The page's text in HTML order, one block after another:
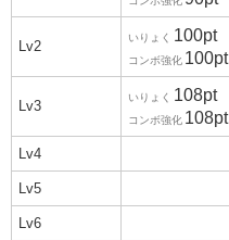
Lv2
いりょく 100pt
コンボ強化 100pt
Lv3
いりょく 108pt
コンボ強化 108pt
Lv4
Lv5
Lv6